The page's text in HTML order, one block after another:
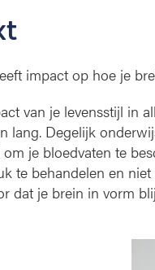
impact op hoe je
van je levensstijl in
lang. Degelijk
je bloedvaten te
te behandelen en
dat je brein in vorm